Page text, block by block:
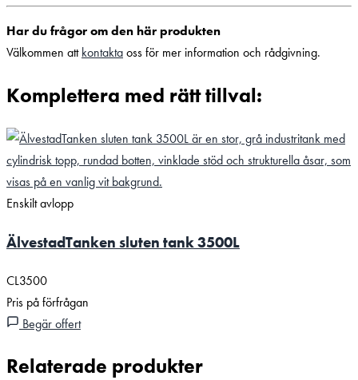
Har du frågor om den här produkten
Välkommen attkontaktaoss för mer information och rådgivning.
Komplettera med rätt tillval:
Enskilt avlopp
ÄlvestadTanken sluten tank 3500L
CL3500
Pris på förfrågan
Begär offert
Relaterade produkter